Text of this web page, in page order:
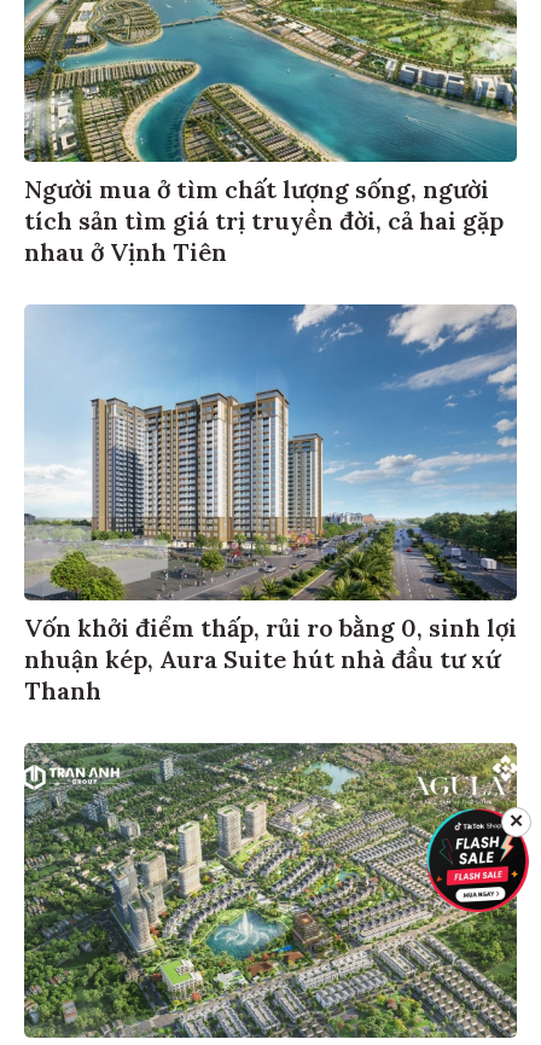
Người mua ở tìm chất lượng sống, người
tích sản tìm giá trị truyền đời, cả hai gặp
nhau ở Vịnh Tiên
Vốn khởi điểm thấp, rủi ro bằng 0, sinh lợi
nhuận kép, Aura Suite hút nhà đầu tư xứ
Thanh
✕